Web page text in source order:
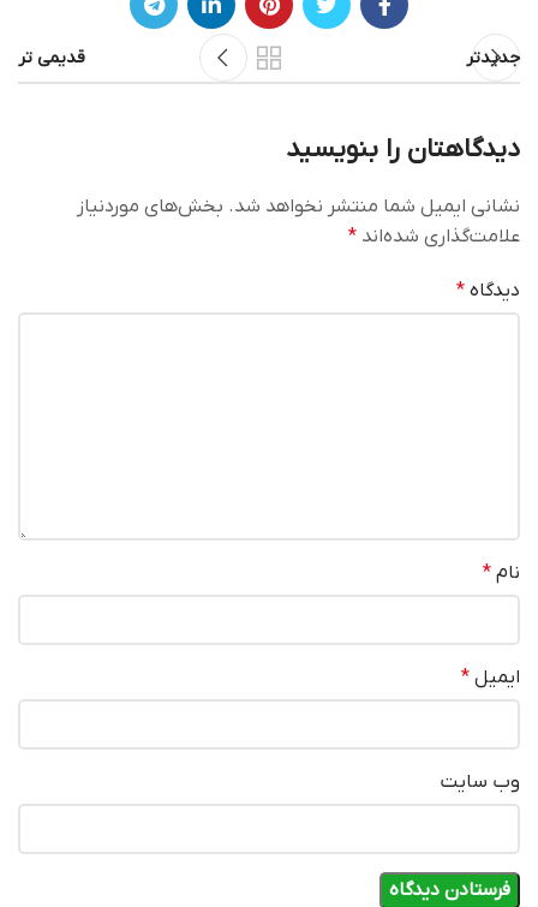
جدیدتر قدیمی تر
دیدگاهتان را بنویسید
نشانی ایمیل شما منتشر نخواهد شد. بخش‌های موردنیاز
علامت‌گذاری شده‌اند *
دیدگاه *
نام *
ایمیل *
وب‌ سایت